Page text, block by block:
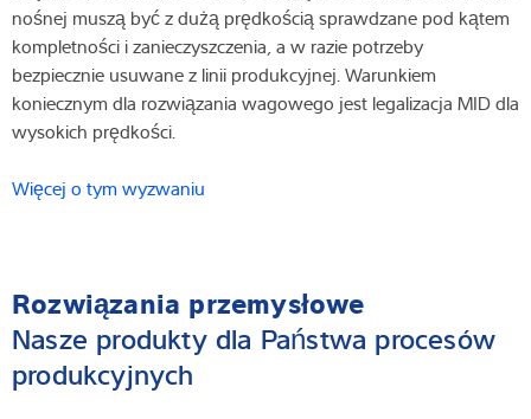
nośnej muszą być z dużą prędkością sprawdzane pod kątem
kompletności i zanieczyszczenia, a w razie potrzeby
bezpiecznie usuwane z linii produkcyjnej. Warunkiem
koniecznym dla rozwiązania wagowego jest legalizacja MID dla
wysokich prędkości.
Więcej o tym wyzwaniu
Rozwiązania przemysłowe
Nasze produkty dla Państwa procesów
produkcyjnych